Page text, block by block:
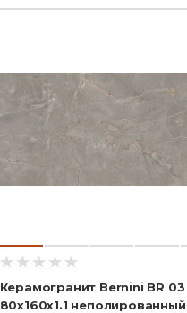
Керамогранит Bernini BR 03
80x160x1.1 неполированный